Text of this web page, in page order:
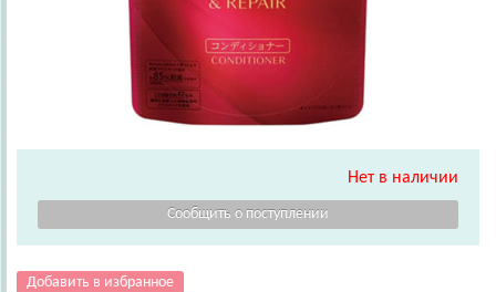
Нет в наличии
Добавить в избранное